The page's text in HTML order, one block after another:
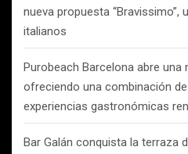
nueva propuesta “Bravissimo”,
italianos
Purobeach Barcelona abre una
ofreciendo una combinación
experiencias gastronómicas
Bar Galán conquista la terraza